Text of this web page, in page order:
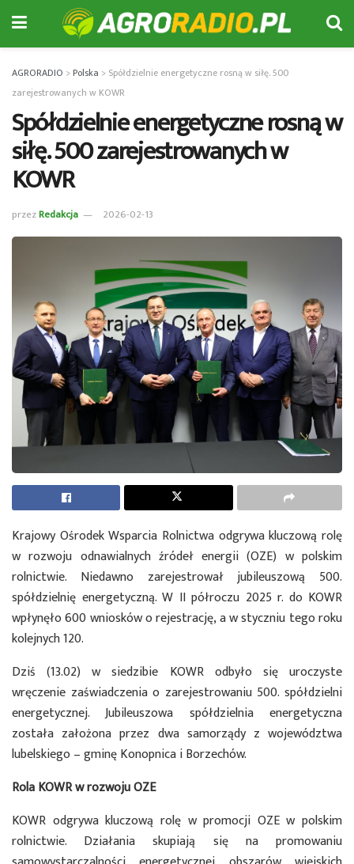
AGRORADIO >Polska > Spółdzielnie energetyczne rosną w siłę. 500
zarejestrowanych w KOWR
Spółdzielnie energetyczne rosną w
siłę. 500 zarejestrowanych w
KOWR
przezRedakcja 2026-02-13
Krajowy Ośrodek Wsparcia Rolnictwa odgrywa kluczową rolę
w rozwoju odnawialnych źródeł energii (OZE) w polskim
rolnictwie. Niedawno zarejestrował jubileuszową 500.
spółdzielnię energetyczną. W II półroczu 2025 r. do KOWR
wpłynęło 600 wniosków o rejestrację, a w styczniu tego roku
kolejnych 120.
Dziś (13.02) w siedzibie KOWR odbyło się uroczyste
wręczenie zaświadczenia o zarejestrowaniu 500. spółdzielni
energetycznej. Jubileuszowa spółdzielnia energetyczna
została założona przez dwa samorządy z województwa
lubelskiego – gminę Konopnica i Borzechów.
Rola KOWR w rozwoju OZE
KOWR odgrywa kluczową rolę w promocji OZE w polskim
rolnictwie. Działania skupiają się na promowaniu